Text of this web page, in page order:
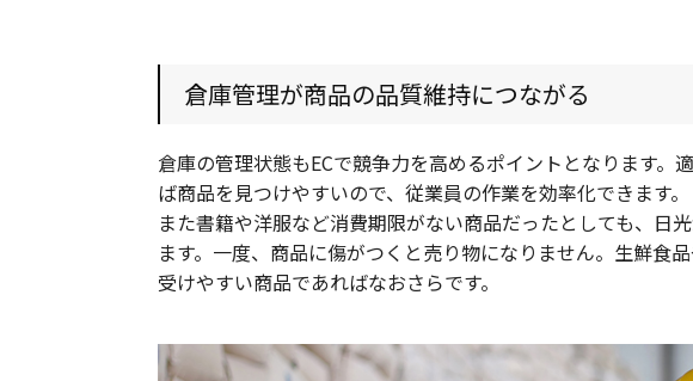
倉庫管理が商品の品質維持につながる
倉庫の管理状態もECで競争力を高めるポイントとなります。
ば商品を見つけやすいので、従業員の作業を効率化できます。
また書籍や洋服など消費期限がない商品だったとしても、日
ます。一度、商品に傷がつくと売り物になりません。生鮮食
受けやすい商品であればなおさらです。